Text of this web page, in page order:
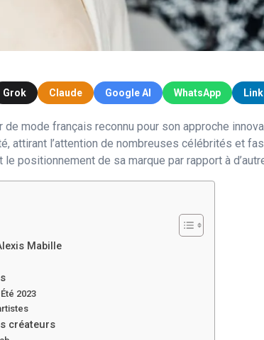
Grok Claude Google AI WhatsApp
mode français reconnu pour son approche
attirant l’attention de nombreuses célébrités et
positionnement de sa marque par rapport à
Mabille
2023
créateurs